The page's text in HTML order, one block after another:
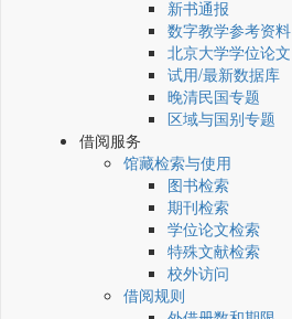
新书通报
数字教学参考资料
北京大学学位论文
试用/最新数据库
晚清民国专题
区域与国别专题
借阅服务
馆藏检索与使用
图书检索
期刊检索
学位论文检索
特殊文献检索
校外访问
借阅规则